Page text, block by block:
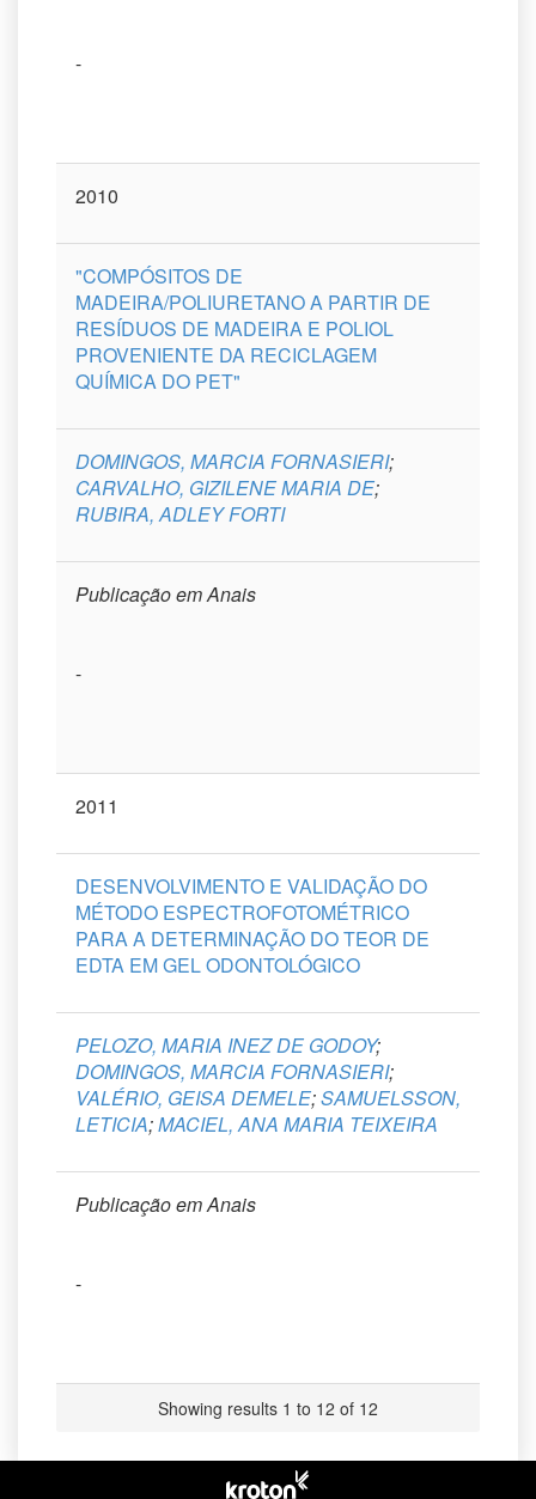
-
2010
"COMPÓSITOS DE
MADEIRA/POLIURETANO A PARTIR DE
RESÍDUOS DE MADEIRA E POLIOL
PROVENIENTE DA RECICLAGEM
QUÍMICA DO PET"
DOMINGOS, MARCIA FORNASIERI;
CARVALHO, GIZILENE MARIA DE;
RUBIRA, ADLEY FORTI
Publicação em Anais
-
2011
DESENVOLVIMENTO E VALIDAÇÃO DO
MÉTODO ESPECTROFOTOMÉTRICO
PARA A DETERMINAÇÃO DO TEOR DE
EDTA EM GEL ODONTOLÓGICO
PELOZO, MARIA INEZ DE GODOY;
DOMINGOS, MARCIA FORNASIERI;
VALÉRIO, GEISA DEMELE;SAMUELSSON,
LETICIA;MACIEL, ANA MARIA TEIXEIRA
Publicação em Anais
-
Showing results 1 to 12 of 12